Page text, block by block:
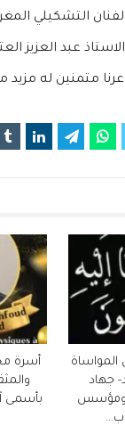
التشكيلي
عبد العزيز
متمنين له مزيد
المواساة
جهاد
ومؤسس
أسرة
بأسمى